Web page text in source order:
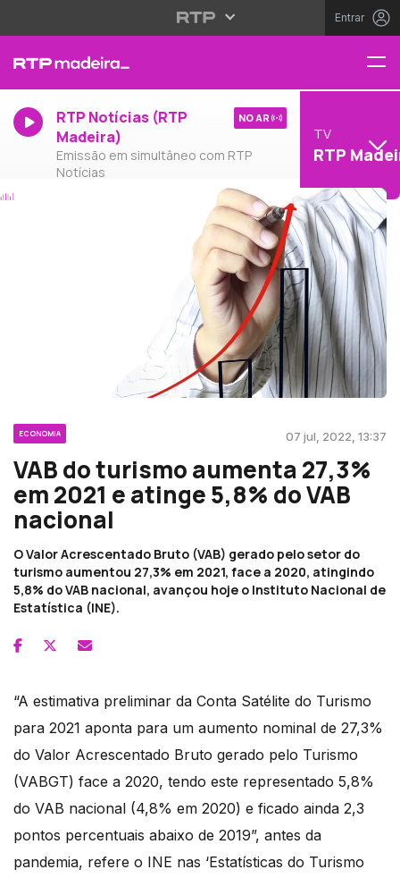
Entrar
RTP Notícias (RTP
Madeira)
Emissão em simultâneo com RTP
Notícias
NO AR
TV
RTP
ECONOMIA 07 jul, 2022, 13:37
VAB do turismo aumenta 27,3%
em 2021 e atinge 5,8% do VAB
nacional
O Valor Acrescentado Bruto (VAB) gerado pelo setor do
turismo aumentou 27,3% em 2021, face a 2020, atingindo
5,8% do VAB nacional, avançou hoje o Instituto Nacional de
Estatística (INE).
“A estimativa preliminar da Conta Satélite do Turismo
para 2021 aponta para um aumento nominal de 27,3%
do Valor Acrescentado Bruto gerado pelo Turismo
(VABGT) face a 2020, tendo este representado 5,8%
do VAB nacional (4,8% em 2020) e ficado ainda 2,3
pontos percentuais abaixo de 2019”, antes da
pandemia, refere o INE nas ‘Estatísticas do Turismo